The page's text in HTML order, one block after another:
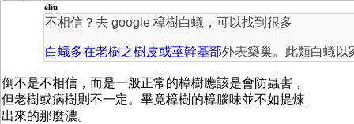
eliu
不相信？去 google 樟樹白蟻，可以找到很多
白蟻多在老樹之樹皮或莖幹基部外表築巢。此類白蟻以
倒不是不相信，而是一般正常的樟樹應該是會防蟲害，
但老樹或病樹則不一定。畢竟樟樹的樟腦味並不如提煉
出來的那麼濃。